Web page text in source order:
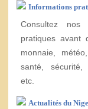
Informations
Consultez
pratiques avant
monnaie,
santé, sécurité,
etc.
Actualités du